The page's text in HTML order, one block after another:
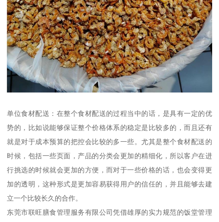
单位食材配送：在整个食材配送的过程当中的话，是具有一定的优
势的，比如说能够保证整个价格体系的稳定是比较多的，而且还有
就是对于成本预算的把控会比较的多一些。尤其是整个食材配送的
时候，包括一些页面，产品的分类会更加的精细化，所以客户在进
行挑选的时候就会更加的方便，而对于一些价格的话，也会变得更
加的透明，这种形式是更加容易获得用户的信任的，并且能够去建
立一个比较长久的合作。
东莞市联旺膳食管理服务有限公司凭借雄厚的实力规范的饭堂管理